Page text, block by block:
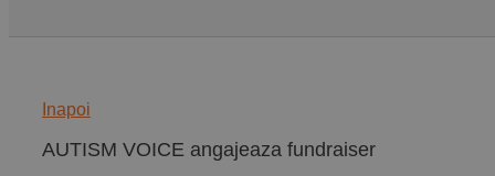
Inapoi
AUTISM VOICE angajeaza fundraiser